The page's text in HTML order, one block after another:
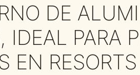
DE
IDEAL PARA
EN